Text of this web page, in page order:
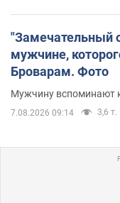
"Замечательный
мужчине,
Броварам. Фото
Мужчину вспоминают
7.08.2026 09:14 3,6 т.